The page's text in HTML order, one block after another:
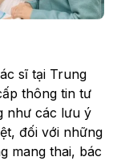
sĩ tại Trung
thông tin tư
như các lưu ý
đối với những
mang thai, bác